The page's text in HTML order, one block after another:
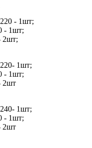
- 1шт;
- 1шт;
2шт;
1шт;
- 1шт;
2шт
1шт;
- 1шт;
2шт